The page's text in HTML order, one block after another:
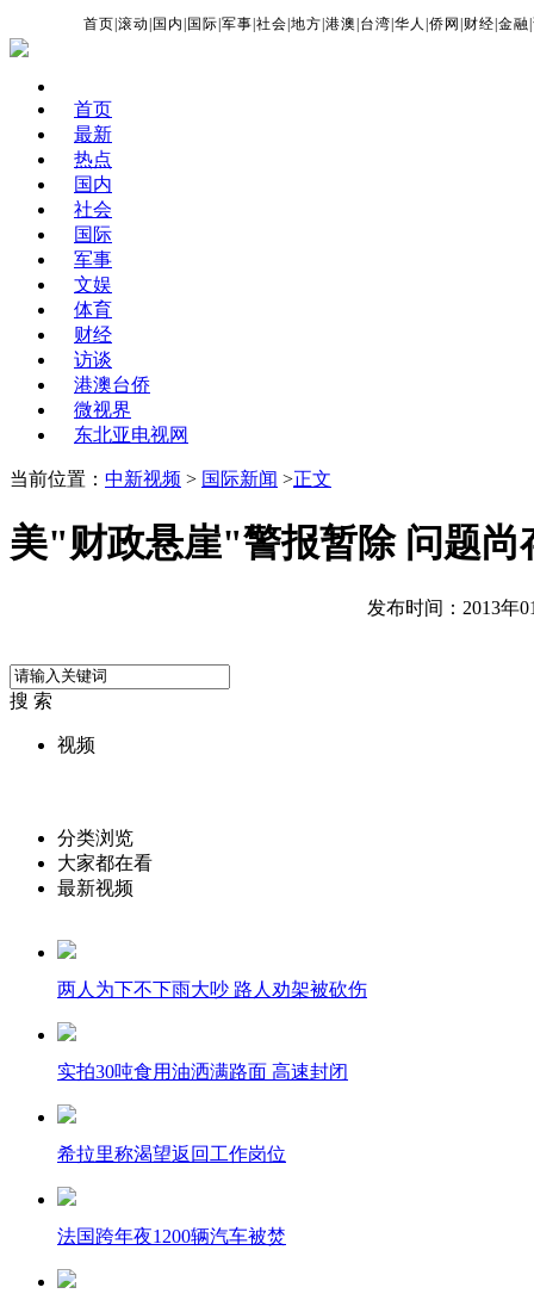
首页 |滚动 国内 国际 |军事 |社会 |地方 |港澳 台湾 |华人 |侨网 财经 |金融 |
首页
最新
热点
国内
社会
国际
军事
文娱
体育
财经
访谈
港澳台侨
微视界
东北亚电视网
当前位置： 中新视频 > 国际新闻 >正文
美"财政悬崖"警报暂除 问题尚
发布时间：2013年
搜 索
视频
分类浏览
大家都在看
最新视频
两人为下不下雨大吵 路人劝架被砍伤
实拍30吨食用油洒满路面 高速封闭
希拉里称渴望返回工作岗位
法国跨年夜1200辆汽车被焚